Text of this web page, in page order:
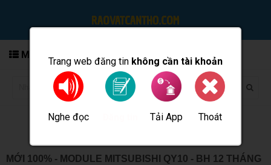
Trang web đăng tin không cần tài khoản
Nghe đọc Tải App Thoát
MENU
MỚI 100% - MODULE MITSUBISHI QY10 - BH 12 THÁNG